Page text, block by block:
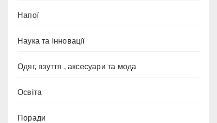
Напої
Наука та Інновації
Одяг, взуття , аксесуари та мода
Освіта
Поради